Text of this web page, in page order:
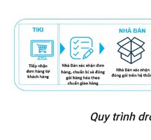
Quy trình